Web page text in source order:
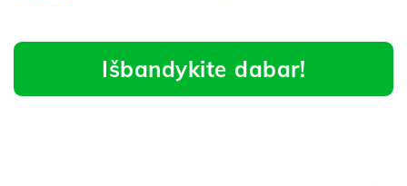
Išbandykite dabar!